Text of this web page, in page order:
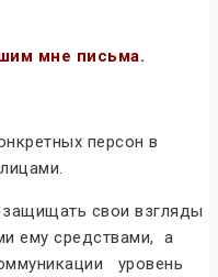
мне письма.
персон в
свои взгляды
ему средствами, а
уровень